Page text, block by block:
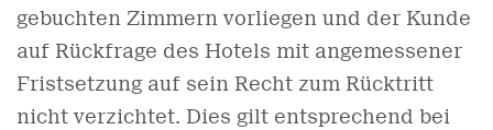
gebuchten Zimmern vorliegen und der Kunde
auf Rückfrage des Hotels mit angemessener
Fristsetzung auf sein Recht zum Rücktritt
nicht verzichtet. Dies gilt entsprechend bei